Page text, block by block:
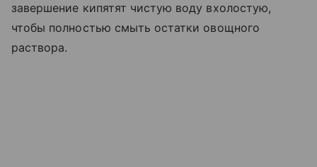
завершение кипятят чистую воду вхолостую,
чтобы полностью смыть остатки овощного
раствора.